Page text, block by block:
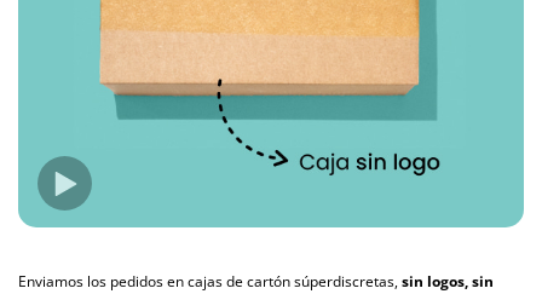
Enviamos los pedidos en cajas de cartón súperdiscretas,sin logos, sin